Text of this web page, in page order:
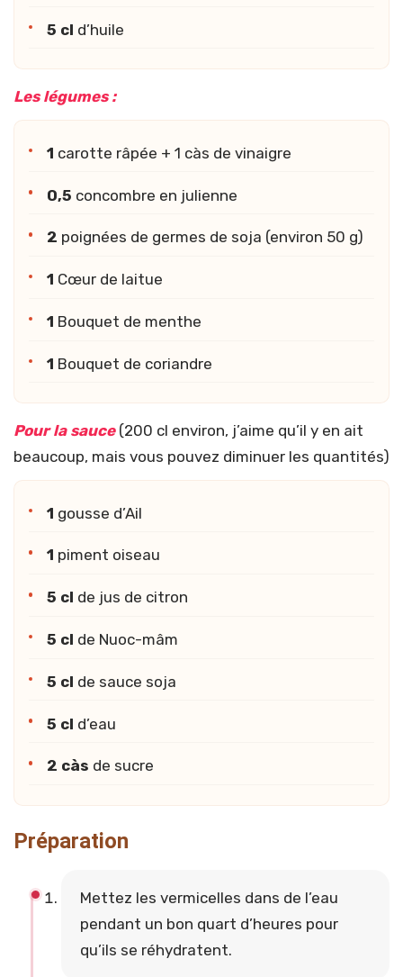
5 cl d’huile
Les légumes :
1 carotte râpée + 1 càs de vinaigre
0,5 concombre en julienne
2 poignées de germes de soja (environ 50 g)
1 Cœur de laitue
1 Bouquet de menthe
1 Bouquet de coriandre
Pour la sauce(200 cl environ, j’aime qu’il y en ait
beaucoup, mais vous pouvez diminuer les quantités)
1 gousse d’Ail
1 piment oiseau
5 cl de jus de citron
5 cl de Nuoc-mâm
5 cl de sauce soja
5 cl d’eau
2 càs de sucre
Préparation
Mettez les vermicelles dans de l’eau
pendant un bon quart d’heures pour
qu’ils se réhydratent.